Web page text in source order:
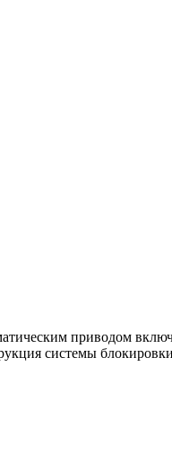
приводом
системы